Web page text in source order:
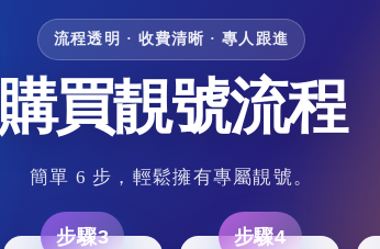
流程透明 · 收費清晰 · 專人跟進
購買靚號流程
簡單 6 步，輕鬆擁有專屬靚號。
步驟3 步驟4